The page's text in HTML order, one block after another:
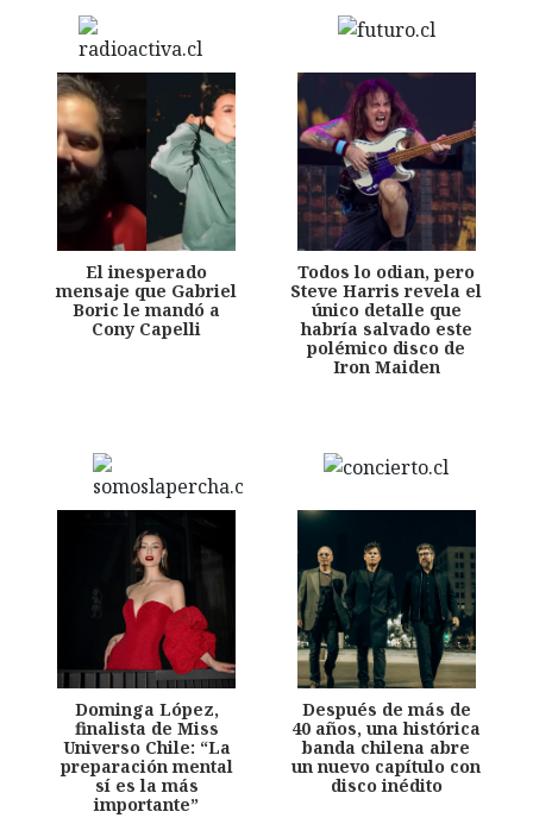
El inesperado
mensaje que Gabriel
Boric le mandó a
Cony Capelli
Todos lo odian, pero
Steve Harris revela el
único detalle que
habría salvado este
polémico disco de
Iron Maiden
Dominga López,
finalista de Miss
Universo Chile: “La
preparación mental
sí es la más
importante”
Después de más de
40 años, una histórica
banda chilena abre
un nuevo capítulo con
disco inédito